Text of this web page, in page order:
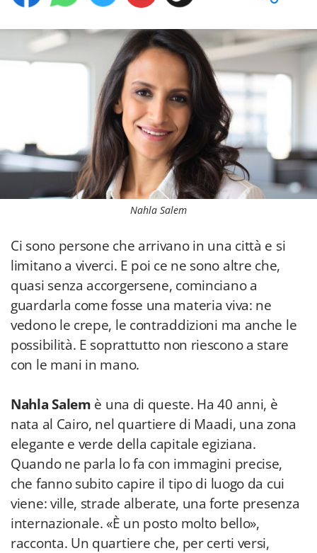
Nahla Salem
Ci sono persone che arrivano in una città e si
limitano a viverci. E poi ce ne sono altre che,
quasi senza accorgersene, cominciano a
guardarla come fosse una materia viva: ne
vedono le crepe, le contraddizioni ma anche le
possibilità. E soprattutto non riescono a stare
con le mani in mano.
Nahla Salem è una di queste. Ha 40 anni, è
nata al Cairo, nel quartiere di Maadi, una zona
elegante e verde della capitale egiziana.
Quando ne parla lo fa con immagini precise,
che fanno subito capire il tipo di luogo da cui
viene: ville, strade alberate, una forte presenza
internazionale. «È un posto molto bello»,
racconta. Un quartiere che, per certi versi,